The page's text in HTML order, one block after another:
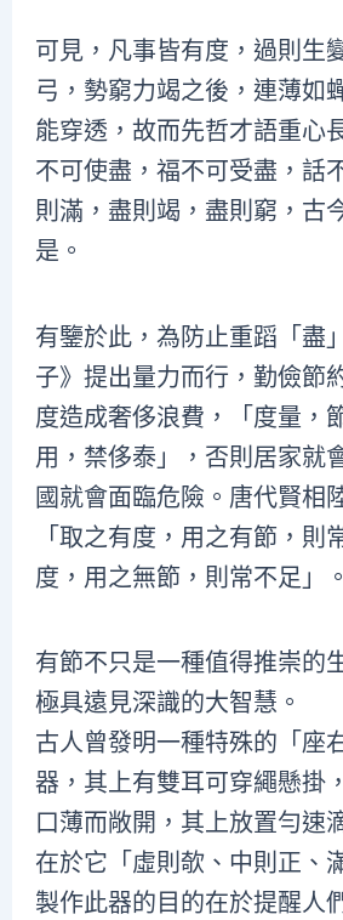
可見，凡事皆有度，過則生
弓，勢窮力竭之後，連薄如
能穿透，故而先哲才語重心
不可使盡，福不可受盡，話
則滿，盡則竭，盡則窮，古
是。
有鑒於此，為防止重蹈「盡
子》提出量力而行，勤儉節
度造成奢侈浪費，「度量，
用，禁侈泰」，否則居家就
國就會面臨危險。唐代賢相
「取之有度，用之有節，則
度，用之無節，則常不足」。
有節不只是一種值得推崇的
極具遠見深識的大智慧。
古人曾發明一種特殊的「座
器，其上有雙耳可穿繩懸掛
口薄而敞開，其上放置勻速
在於它「虛則欹、中則正、
製作此器的目的在於提醒人